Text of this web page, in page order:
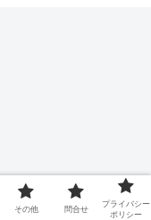
その他 問合せ
プライバシー
ポリシー